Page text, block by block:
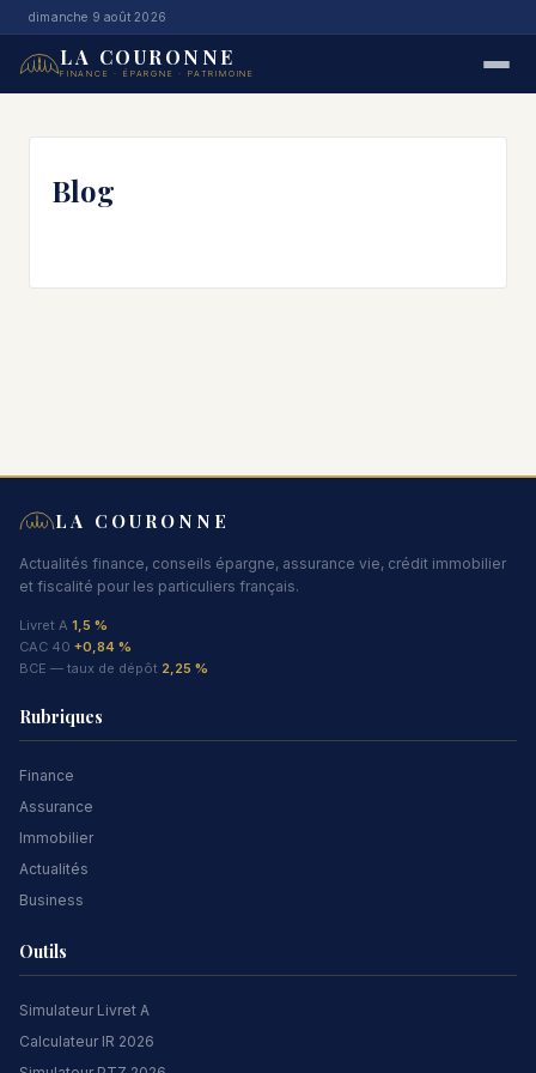
dimanche 9 août 2026
LA COURONNE
FINANCE · ÉPARGNE · PATRIMOINE
Blog
LA COURONNE
Actualités finance, conseils épargne, assurance vie, crédit immobilier
et fiscalité pour les particuliers français.
Livret A 1,5 %
CAC 40 +0,84 %
BCE — taux de dépôt 2,25 %
Rubriques
Finance
Assurance
Immobilier
Actualités
Business
Outils
Simulateur Livret A
Calculateur IR 2026